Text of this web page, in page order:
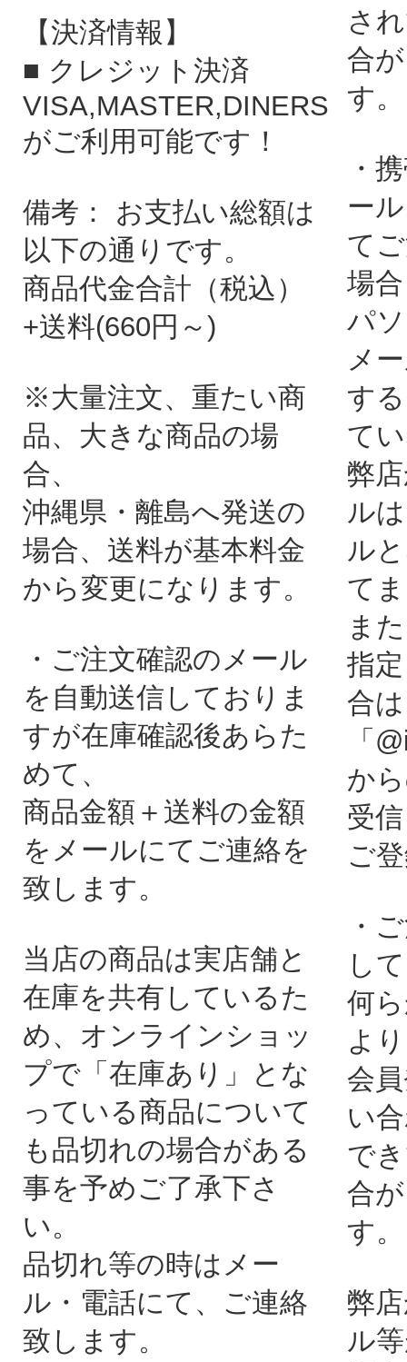
【決済情報】
■ クレジット決済
VISA,MASTER,DINERS
がご利用可能です！
備考： お支払い総額は
以下の通りです。
商品代金合計（税込）
+送料(660円～)
※大量注文、重たい商
品、大きな商品の場
合、
沖縄県・離島へ発送の
場合、送料が基本料金
から変更になります。
・ご注文確認のメール
を自動送信しておりま
すが在庫確認後あらた
めて、
商品金額＋送料の金額
をメールにてご連絡を
致します。
当店の商品は実店舗と
在庫を共有しているた
め、オンラインショッ
プで「在庫あり」とな
っている商品について
も品切れの場合がある
事を予めご了承下さ
い。
品切れ等の時はメー
ル・電話にて、ご連絡
致します。
さ
合
す。
・
ー
て
場合
パ
メ
す
て
弊
ル
ル
て
ま
指
合
「
か
受
ご
・
し
何
よ
会
い
で
合
す。
弊
ル